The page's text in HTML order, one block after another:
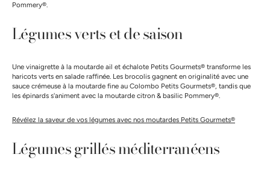
Pommery®.
Légumes verts et de saison
Une vinaigrette à la moutarde ail et échalote Petits Gourmets® transforme les
haricots verts en salade raffinée. Les brocolis gagnent en originalité avec une
sauce crémeuse à la moutarde fine au Colombo Petits Gourmets®, tandis que
les épinards s'animent avec la moutarde citron & basilic Pommery®.
Révélez la saveur de vos légumes avec nos moutardes Petits Gourmets®
Légumes grillés méditerranéens